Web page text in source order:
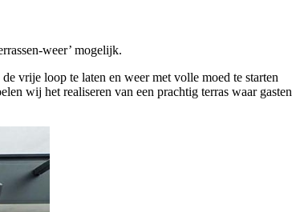
weer’ mogelijk.
vrije loop te laten en weer met volle moed te starten
wij het realiseren van een prachtig terras waar gasten